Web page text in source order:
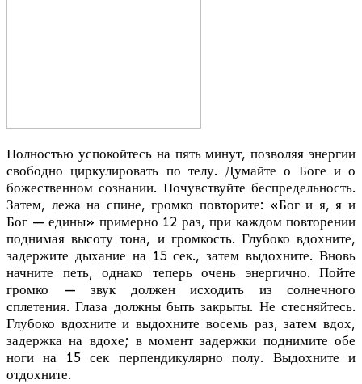
Полностью успокойтесь на пять минут, позволяя энергии
свободно циркулировать по телу. Думайте о Боге и о
божественном сознании. Почувствуйте беспредельность.
Затем, лежа на спине, громко повторите: «Бог и я, я и
Бог — едины» примерно 12 раз, при каждом повторении
поднимая высоту тона, и громкость. Глубоко вдохните,
задержите дыхание на 15 сек., затем выдохните. Вновь
начните петь, однако теперь очень энергично. Пойте
громко — звук должен исходить из солнечного
сплетения. Глаза должны быть закрыты. Не стесняйтесь.
Глубоко вдохните и выдохните восемь раз, затем вдох,
задержка на вдохе; в момент задержки поднимите обе
ноги на 15 сек перпендикулярно полу. Выдохните и
отдохните.